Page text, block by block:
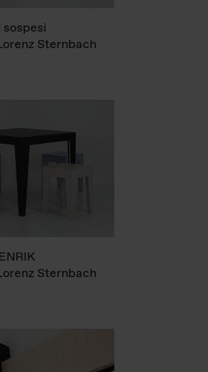
sospesi
Sternbach
Sternbach